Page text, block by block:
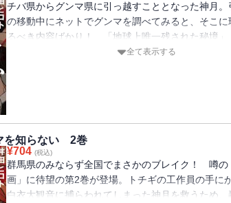
チバ県からグンマ県に引っ越すこととなった神月
の移動中にネットでグンマを調べてみると、そこ
るべき内容ばかり！ 「地球上唯一残された秘境」
一番いい装備で行け」等々。一体グンマとはどん
全て表示する
を知らない 2巻
¥704 (税込)
群馬県のみならず全国でまさかのブレイク！ 噂の
画」に待望の第2巻が登場。トチギの工作員の手に
白衣大観音に捕らわれてしまった神月を救うため、